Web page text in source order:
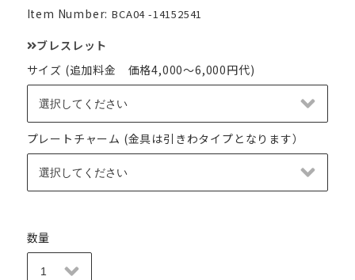
Item Number: BCA04 -14152541
ブレスレット
サイズ (追加料金 価格4,000～6,000円代)
プレートチャーム (金具は引きわタイプとなります）
数量